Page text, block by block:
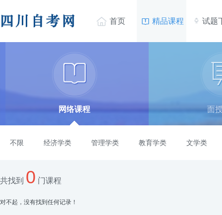
 首页  精品课程  试题
网络课程 面
不限 经济学类 管理学类 教育学类 文学类
共找到 0 门课程
对不起，没有找到任何记录！